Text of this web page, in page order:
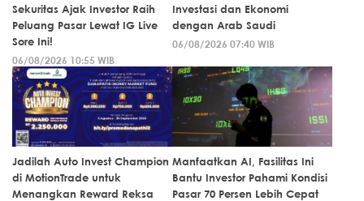
Sekuritas Ajak Investor Raih
Peluang Pasar Lewat IG Live
Sore Ini!
06/08/2026 10:55 WIB
Investasi dan Ekonomi
dengan Arab Saudi
06/08/2026 07:40 WIB
Jadilah Auto Invest Champion
di MotionTrade untuk
Menangkan Reward Reksa
Manfaatkan AI, Fasilitas Ini
Bantu Investor Pahami Kondisi
Pasar 70 Persen Lebih Cepat